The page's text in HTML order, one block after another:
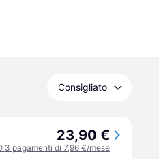
Consigliato
23,90 €
3 pagamenti di 7,96 €/mese